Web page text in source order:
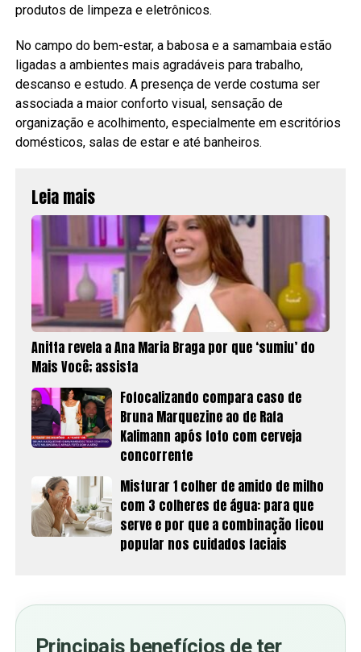
produtos de limpeza e eletrônicos.
No campo do bem-estar, a babosa e a samambaia estão
ligadas a ambientes mais agradáveis para trabalho,
descanso e estudo. A presença de verde costuma ser
associada a maior conforto visual, sensação de
organização e acolhimento, especialmente em escritórios
domésticos, salas de estar e até banheiros.
Leia mais
Anitta revela a Ana Maria Braga por que ‘sumiu’ do
Mais Você; assista
Fofocalizando compara caso de
Bruna Marquezine ao de Rafa
Kalimann após foto com cerveja
concorrente
Misturar 1 colher de amido de milho
com 3 colheres de água: para que
serve e por que a combinação ficou
popular nos cuidados faciais
Principais benefícios de ter